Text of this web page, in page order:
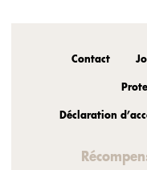
Contact
Déclaration